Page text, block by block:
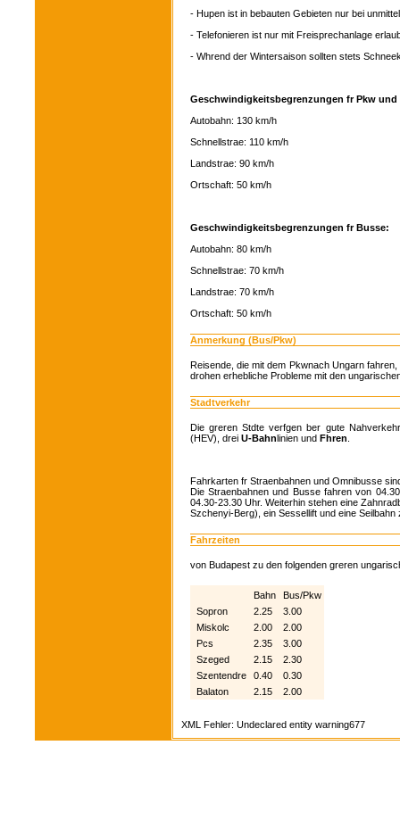
- Hupen ist in bebauten Gebieten nur bei
- Telefonieren ist nur mit Freisprechanlage
- Whrend der Wintersaison sollten stets
Geschwindigkeitsbegrenzungen fr Pkw und
Autobahn: 130 km/h
Schnellstrae: 110 km/h
Landstrae: 90 km/h
Ortschaft: 50 km/h
Geschwindigkeitsbegrenzungen fr Busse:
Autobahn: 80 km/h
Schnellstrae: 70 km/h
Landstrae: 70 km/h
Ortschaft: 50 km/h
Anmerkung (Bus/Pkw)
Reisende, die mit dem Pkwnach Ungarn
drohen erhebliche Probleme mit den
Stadtverkehr
Die greren Stdte verfgen ber gute
(HEV), drei U-Bahn linien und Fhren
Fahrkarten fr Straenbahnen und Omnibusse
Die Straenbahnen und Busse fahren von
04.30-23.30 Uhr. Weiterhin stehen eine
Szchenyi-Berg), ein Sessellift und eine
Fahrzeiten
von Budapest zu den folgenden greren
Bahn
Bus/Pkw
Sopron
2.25
3.00
Miskolc
2.00
2.00
Pcs
2.35
3.00
Szeged
2.15
2.30
Szentendre
0.40
0.30
Balaton
2.15 2.00
XML Fehler: Undeclared entity warning677